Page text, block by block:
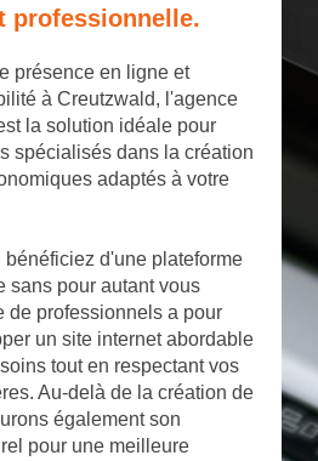
professionnelle.
présence en ligne et
à Creutzwald, l'agence
la solution idéale pour
spécialisés dans la création
adaptés à votre
bénéficiez d'une plateforme
sans pour autant vous
de professionnels a pour
un site internet abordable
tout en respectant vos
Au-delà de la création de
également son
pour une meilleure